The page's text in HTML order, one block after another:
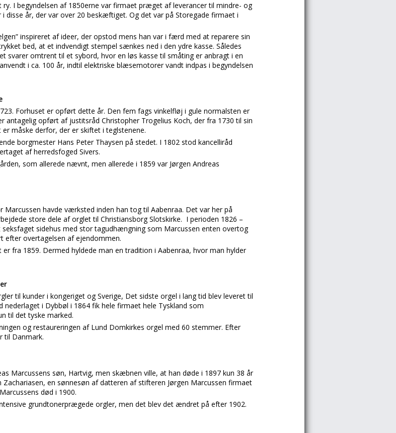
I begyndelsen af 1850erne var firmaet præget af leverancer til mindre- og
disse år, der var over 20 beskæftiget. Og det var på Storegade firmaet i
inspireret af ideer, der opstod mens han var i færd med at reparere sin
bed, at et indvendigt stempel sænkes ned i den ydre kasse. Således
svarer omtrent til et sybord, hvor en løs kasse til småting er anbragt i en
i ca. 100 år, indtil elektriske blæsemotorer vandt indpas i begyndelsen
Forhuset er opført dette år. Den fem fags vinkelfløj i gule normalsten er
antagelig opført af justitsråd Christopher Trogelius Koch, der fra 1730 til sin
måske derfor, der er skiftet i teglstenene.
borgmester Hans Peter Thaysen på stedet. I 1802 stod kancelliråd
af herredsfoged Sivers.
som allerede nævnt, men allerede i 1859 var Jørgen Andreas
Marcussen havde værksted inden han tog til Aabenraa. Det var her på
store dele af orglet til Christiansborg Slotskirke. I perioden 1826 –
sidehus med stor tagudhængning som Marcussen enten overtog
efter overtagelsen af ejendommen.
fra 1859. Dermed hyldede man en tradition i Aabenraa, hvor man hylder
til kunder i kongeriget og Sverige, Det sidste orgel i lang tid blev leveret til
nederlaget i Dybbøl i 1864 fik hele firmaet hele Tyskland som
til det tyske marked.
og restaureringen af Lund Domkirkes orgel med 60 stemmer. Efter
til Danmark.
Marcussens søn, Hartvig, men skæbnen ville, at han døde i 1897 kun 38 år
en sønnesøn af datteren af stifteren Jørgen Marcussen firmaet
død i 1900.
grundtonerprægede orgler, men det blev det ændret på efter 1902.